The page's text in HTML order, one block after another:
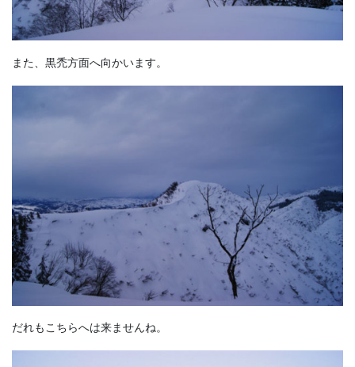
また、黒禿方面へ向かいます。
だれもこちらへは来ませんね。